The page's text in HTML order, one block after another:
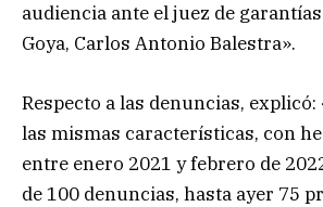
audiencia ante el juez de
Goya, Carlos Antonio Balestra».
Respecto a las denuncias, explicó:
las mismas características, con
entre enero 2021 y febrero de
de 100 denuncias, hasta ayer 75